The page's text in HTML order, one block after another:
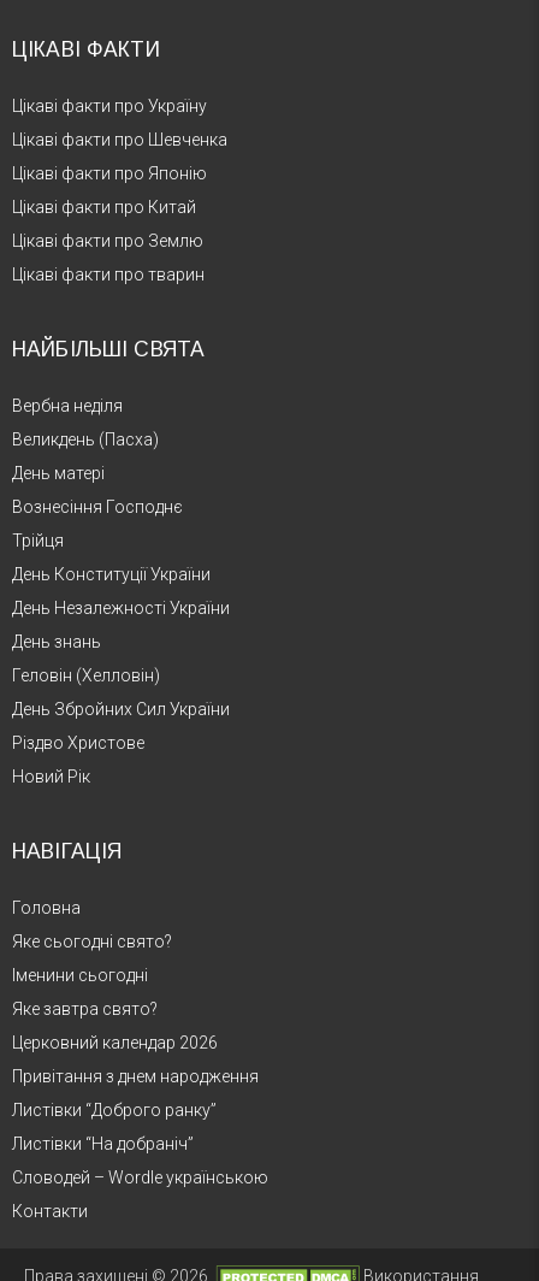
ЦІКАВІ ФАКТИ
Цікаві факти про Україну
Цікаві факти про Шевченка
Цікаві факти про Японію
Цікаві факти про Китай
Цікаві факти про Землю
Цікаві факти про тварин
НАЙБІЛЬШІ СВЯТА
Вербна неділя
Великдень (Пасха)
День матері
Вознесіння Господнє
Трійця
День Конституції України
День Незалежності України
День знань
Геловін (Хелловін)
День Збройних Сил України
Різдво Христове
Новий Рік
НАВІГАЦІЯ
Головна
Яке сьогодні свято?
Іменини сьогодні
Яке завтра свято?
Церковний календар 2026
Привітання з днем народження
Листівки “Доброго ранку”
Листівки “На добраніч”
Словодей – Wordle українською
Контакти
Права захищені © 2026. Використання